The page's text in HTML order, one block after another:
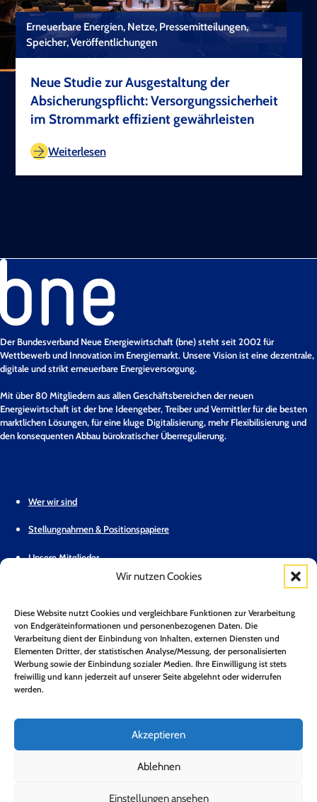
Wir nutzen Cookies
Diese Website nutzt Cookies und vergleichbare Funktionen zur Verarbeitung
von Endgeräteinformationen und personenbezogenen Daten. Die
Verarbeitung dient der Einbindung von Inhalten, externen Diensten und
Elementen Dritter, der statistischen Analyse/Messung, der personalisierten
Werbung sowie der Einbindung sozialer Medien. Ihre Einwilligung ist stets
freiwillig und kann jederzeit auf unserer Seite abgelehnt oder widerrufen
werden.
Akzeptieren
Ablehnen
Einstellungen ansehen
Erneuerbare Energien, Netze, Pressemitteilungen,
Speicher, Veröffentlichungen
Neue Studie zur Ausgestaltung der
Absicherungspflicht: Versorgungssicherheit
im Strommarkt effizient gewährleisten
Weiterlesen
Der Bundesverband Neue Energiewirtschaft (bne) steht seit 2002 für
Wettbewerb und Innovation im Energiemarkt. Unsere Vision ist eine dezentrale,
digitale und strikt erneuerbare Energieversorgung.
Mit über 80 Mitgliedern aus allen Geschäftsbereichen der neuen
Energiewirtschaft ist der bne Ideengeber, Treiber und Vermittler für die besten
marktlichen Lösungen, für eine kluge Digitalisierung, mehr Flexibilisierung und
den konsequenten Abbau bürokratischer Überregulierung.
Wer wir sind
Stellungnahmen & Positionspapiere
Unsere Mitglieder
Pressemitteilungen
Mitglied werden
Kontakt